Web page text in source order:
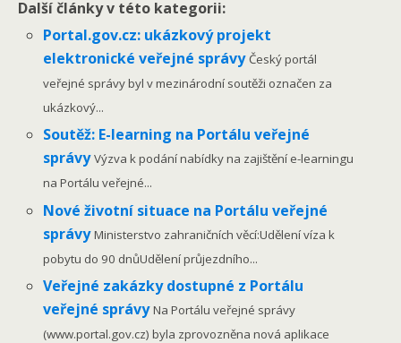
Další články v této kategorii:
Portal.gov.cz: ukázkový projekt
elektronické veřejné správyČeský portál
veřejné správy byl v mezinárodní soutěži označen za
ukázkový...
Soutěž: E-learning na Portálu veřejné
správyVýzva k podání nabídky na zajištění e-learningu
na Portálu veřejné...
Nové životní situace na Portálu veřejné
správyMinisterstvo zahraničních věcí:Udělení víza k
pobytu do 90 dnůUdělení průjezdního...
Veřejné zakázky dostupné z Portálu
veřejné správyNa Portálu veřejné správy
(www.portal.gov.cz) byla zprovozněna nová aplikace